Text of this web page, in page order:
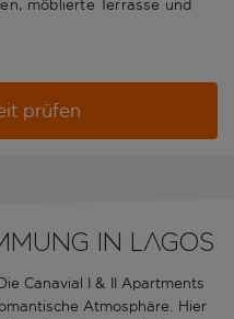
möblierte Terrasse und
prüfen
in Lagos
Canavial I & II Apartments
Atmosphäre. Hier